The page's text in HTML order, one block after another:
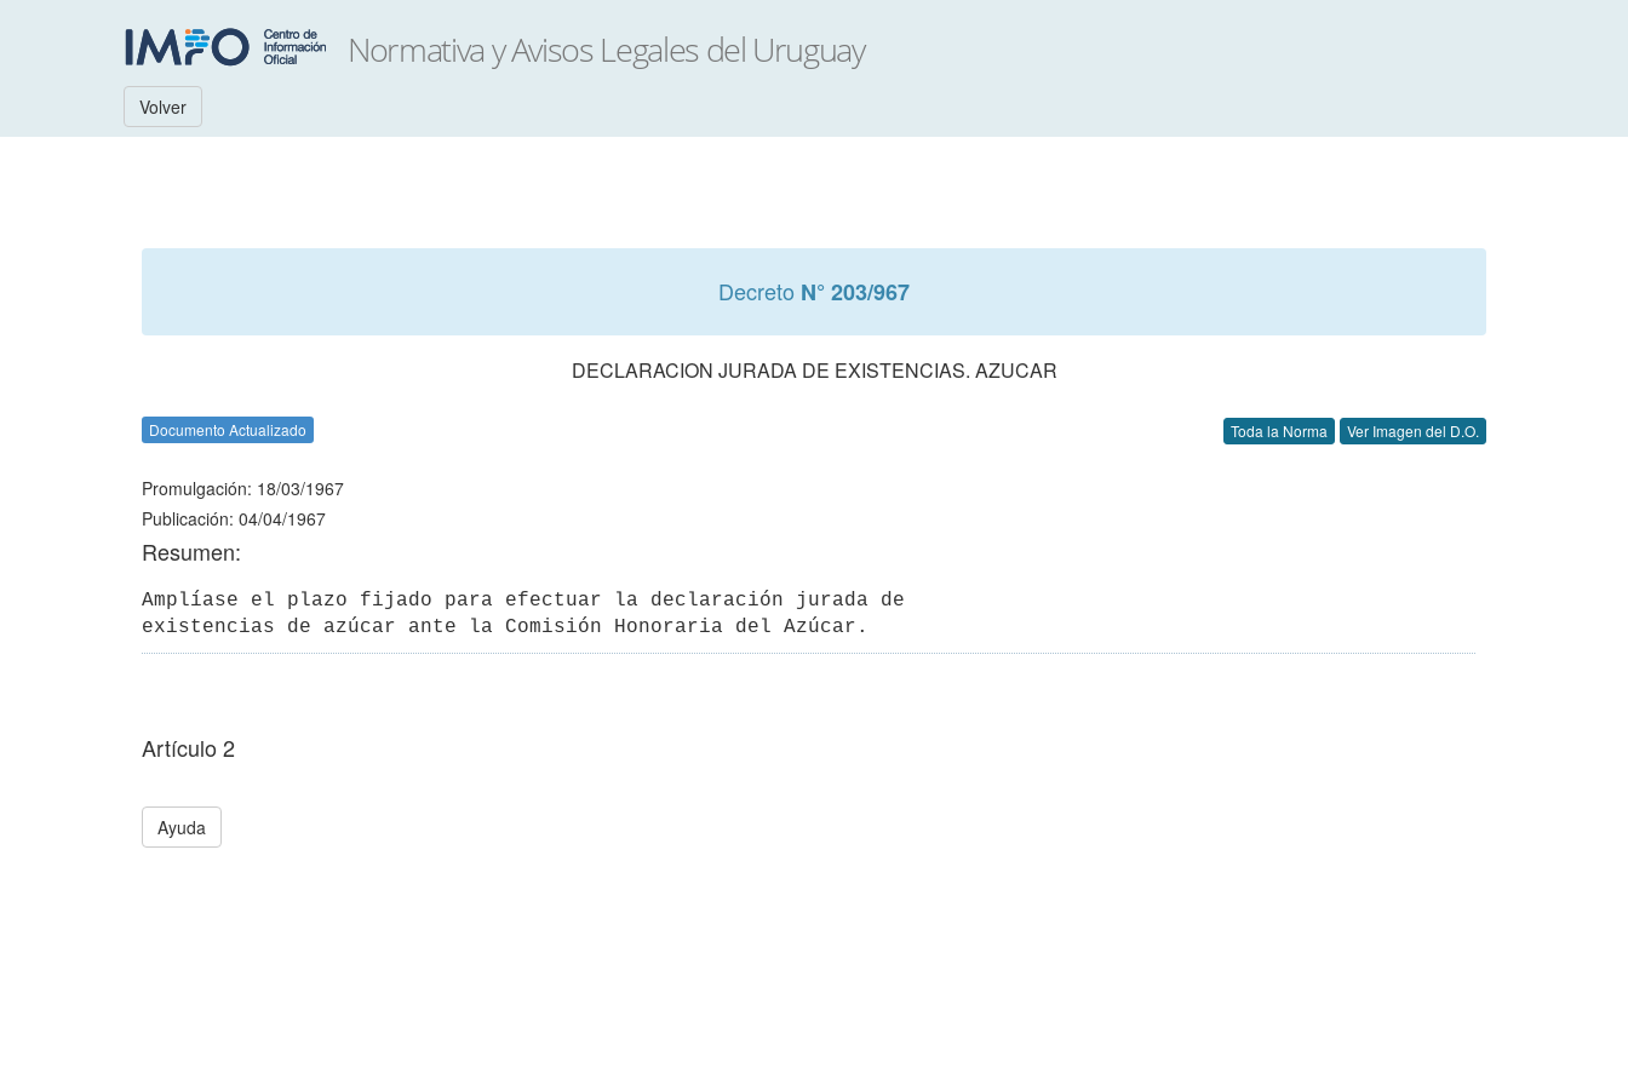
Volver
Decreto N° 203/967
DECLARACION JURADA DE EXISTENCIAS. AZUCAR
Documento Actualizado Toda la Norma Ver Imagen del D.O.
Promulgación: 18/03/1967
Publicación: 04/04/1967
Resumen:
Amplíase el plazo fijado para efectuar la declaración jurada de
existencias de azúcar ante la Comisión Honoraria del Azúcar.
Artículo 2
Ayuda